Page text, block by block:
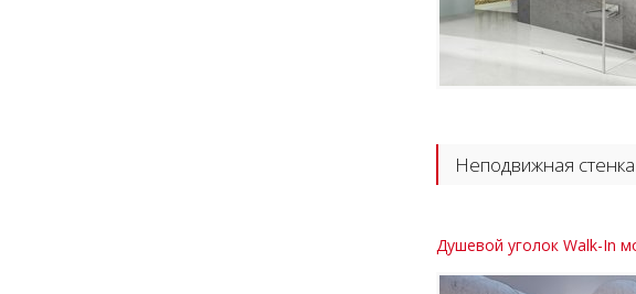
Неподвижная
Душевой уголок Walk-In